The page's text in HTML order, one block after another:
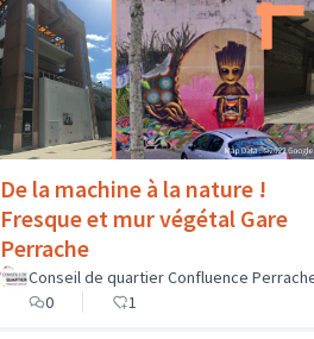
De la machine à la nature !
Fresque et mur végétal Gare
Perrache
Conseil de quartier Confluence
0
1